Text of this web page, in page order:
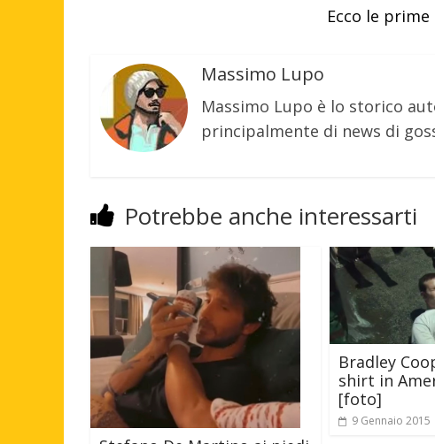
Ecco le
Massimo Lupo
Massimo Lupo è lo storico
principalmente di news di
Potrebbe anche interessarti
Bradley
shirt in
[foto]
9 Gennaio 2015